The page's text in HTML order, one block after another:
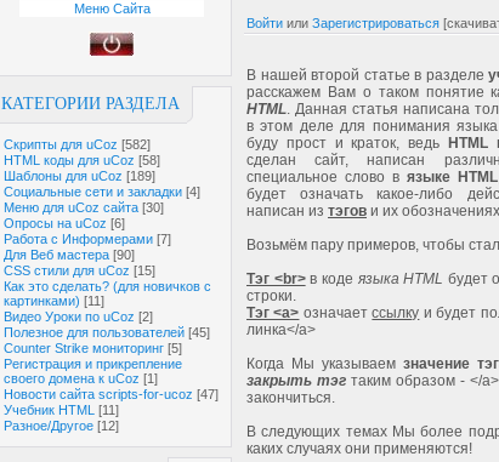
Меню Сайта
КАТЕГОРИИ РАЗДЕЛА
Скрипты для uCoz [582]
HTML коды для uCoz [58]
Шаблоны для uCoz [189]
Социальные сети и закладки [4]
Меню для uCoz сайта [30]
Опросы на uCoz [6]
Работа с Информерами [7]
Для Веб мастера [90]
CSS стили для uCoz [15]
Как это сделать? (для новичков с
картинками) [11]
Видео Уроки по uCoz [2]
Полезное для пользователей [45]
Counter Strike мониторинг [5]
Регистрация и прикрепление
своего домена к uCoz [1]
Новости сайта scripts-for-ucoz [47]
Учебник HTML [11]
Разное/Другое [12]
Войти или Зарегистрироваться
В нашей второй статье в разделе
расскажем Вам о таком понятие
HTML. Данная статья написана
в этом деле для понимания
буду прост и краток, ведь
HTML
сделан сайт, написан
специальное слово в языке HTML
будет означать какое-либо
написан из тэгов и их
Возьмём пару примеров, чтобы
Тэг <br>в коде языка HTML будет
строки.
Тэг <a> означаетссылку и будет
линка</a>
Когда Мы указываем значение
закрыть тэг таким образом - </
закончиться.
В следующих темах Мы более
каких случаях они применяются!